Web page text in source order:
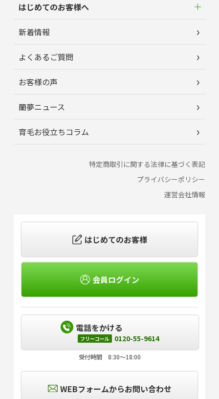
はじめてのお客様へ
新着情報
よくあるご質問
お客様の声
蘭夢ニュース
育毛お役立ちコラム
特定商取引に関する法律に基づく表記
プライバシーポリシー
運営会社情報
はじめてのお客様
WEBフォームからお問い合わせ
電話をかける
フリーコール 0120-55-9614
受付時間 8:30～18:00
会員ログイン